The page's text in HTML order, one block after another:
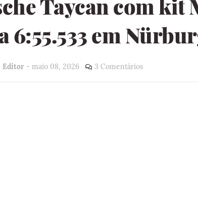
Taycan com kit
6:55.533 em
Editor - maio 08, 2026 3 Comentários